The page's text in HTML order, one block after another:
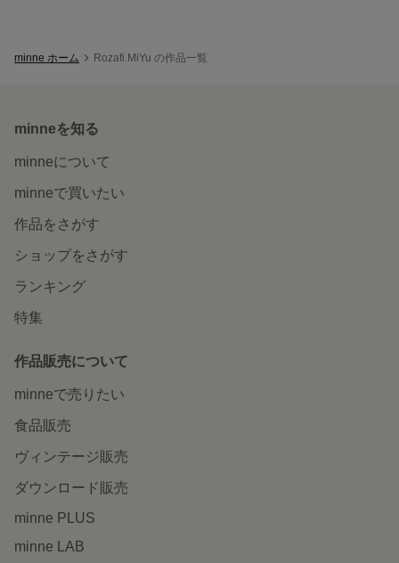
minne ホーム Rozafi.MiYu の作品一覧
minneを知る
minneについて
minneで買いたい
作品をさがす
ショップをさがす
ランキング
特集
作品販売について
minneで売りたい
食品販売
ヴィンテージ販売
ダウンロード販売
minne PLUS
minne LAB